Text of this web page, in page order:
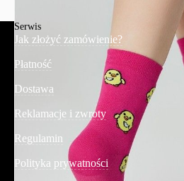
Serwis
Jak złożyć zamówienie?
Płatność
Dostawa
Reklamacje i zwroty
Regulamin
Polityka prywatności